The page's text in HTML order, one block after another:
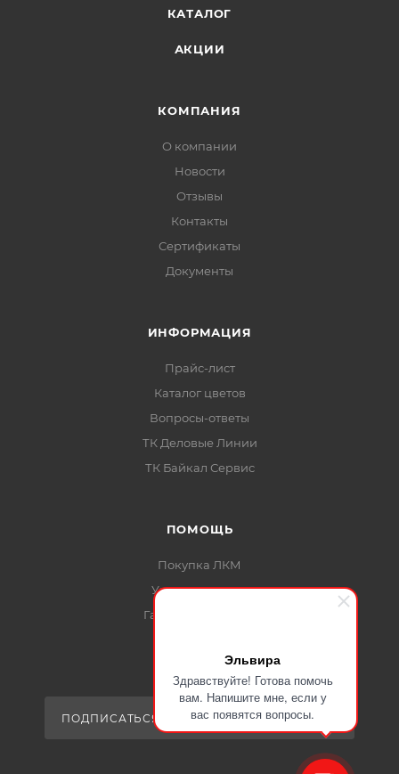
Эльвира
Здравствуйте! Готова помочь
вам. Напишите мне, если у
вас появятся вопросы.
КАТАЛОГ
АКЦИИ
КОМПАНИЯ
О компании
Новости
Отзывы
Контакты
Сертификаты
Документы
ИНФОРМАЦИЯ
Прайс-лист
Каталог цветов
Вопросы-ответы
ТК Деловые Линии
ТК Байкал Сервис
ПОМОЩЬ
Покупка ЛКМ
Условия оплаты
Гарантия на товар
ПОДПИСАТЬСЯ НА РАССЫЛКУ